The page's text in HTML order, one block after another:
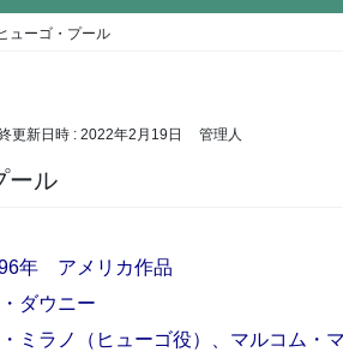
ューゴ・プール
更新日時 : 2022年2月19日 管理人
ール
年 アメリカ作品
ダウニー
ミラノ（ヒューゴ役）、マルコム・